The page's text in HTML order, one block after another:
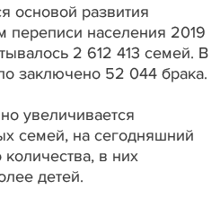
основой развития
переписи населения 2019
2 612 413 семей. В
заключено 52 044 брака.
увеличивается
семей, на сегодняшний
в них
детей.